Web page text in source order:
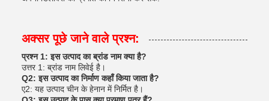
अक्सर पूछे जाने वाले प्रश्न:
प्रश्न 1: इस उत्पाद का ब्रांड नाम क्या है?
उत्तर 1: ब्रांड नाम लिवेई है।
Q2: इस उत्पाद का निर्माण कहाँ किया जाता है?
ए2: यह उत्पाद चीन के हेनान में निर्मित है।